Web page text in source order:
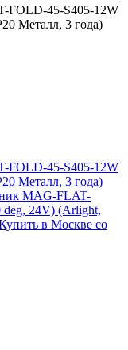
FOLD-45-S405-12W
Металл, 3 года)